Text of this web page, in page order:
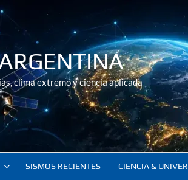
clima extremo y ciencia aplicada
SISMOS RECIENTES CIENCIA &